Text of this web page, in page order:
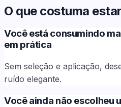
O que costuma
Você está consumindo
em prática
Sem seleção e aplicação,
ruído elegante.
Você ainda não escolheu